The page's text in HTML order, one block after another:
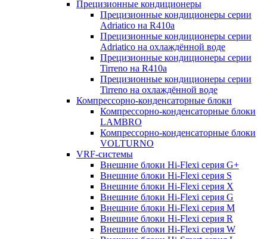
Прецизионные кондиционеры
Прецизионные кондиционеры серии
Adriatico на R410a
Прецизионные кондиционеры серии
Adriatico на охлаждённой воде
Прецизионные кондиционеры серии
Tirreno на R410a
Прецизионные кондиционеры серии
Tirreno на охлаждённой воде
Компрессорно-конденсаторные блоки
Компрессорно-конденсаторные блоки
LAMBRO
Компрессорно-конденсаторные блоки
VOLTURNO
VRF-системы
Внешние блоки Hi-Flexi серия G+
Внешние блоки Hi-Flexi серия S
Внешние блоки Hi-Flexi серия X
Внешние блоки Hi-Flexi серия G
Внешние блоки Hi-Flexi серия M
Внешние блоки Hi-Flexi серия R
Внешние блоки Hi-Flexi серия W